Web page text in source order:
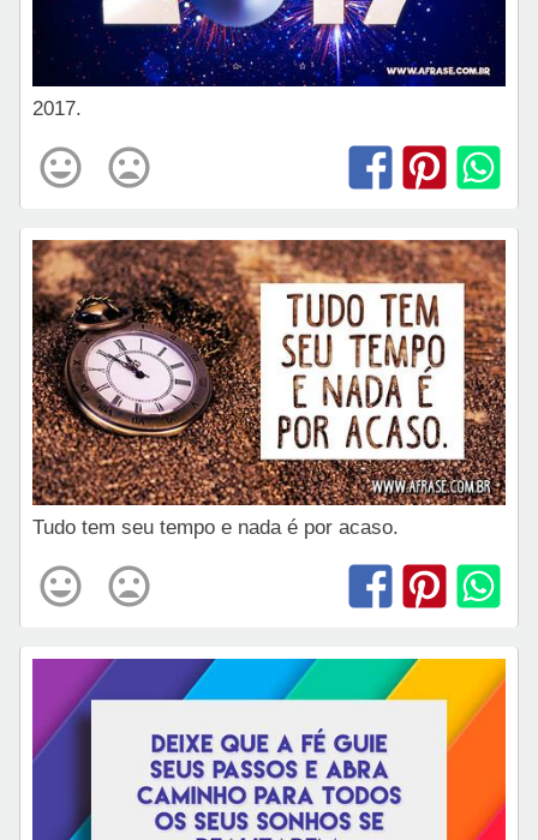
2017.
Tudo tem seu tempo e nada é por acaso.